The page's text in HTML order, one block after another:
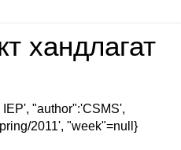
хандлагат
"author":'CSMS',
2011', "week"=null}